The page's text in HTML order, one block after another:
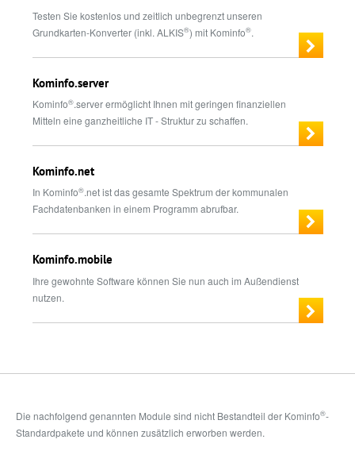
Testen Sie kostenlos und zeitlich unbegrenzt unseren
Grundkarten-Konverter (inkl. ALKIS®) mit Kominfo®.
Kominfo.server
Kominfo®.server ermöglicht Ihnen mit geringen finanziellen
Mitteln eine ganzheitliche IT - Struktur zu schaffen.
Kominfo.net
In Kominfo®.net ist das gesamte Spektrum der kommunalen
Fachdatenbanken in einem Programm abrufbar.
Kominfo.mobile
Ihre gewohnte Software können Sie nun auch im Außendienst
nutzen.
Die nachfolgend genannten Module sind nicht Bestandteil der Kominfo®-
Standardpakete und können zusätzlich erworben werden.